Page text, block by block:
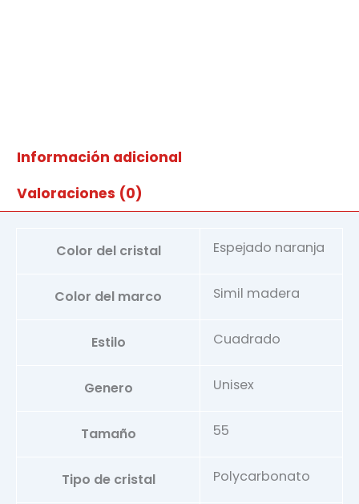
Información adicional
Valoraciones (0)
Color del cristal Espejado naranja
Color del marco Simil madera
Estilo Cuadrado
Genero Unisex
Tamaño 55
Tipo de cristal Polycarbonato